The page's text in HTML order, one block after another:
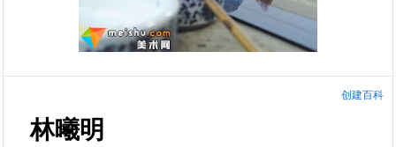
创建百科
林曦明